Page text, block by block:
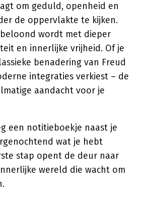
om geduld, openheid en
de oppervlakte te kijken.
wordt met dieper
en innerlijke vrijheid. Of je
benadering van Freud
integraties verkiest – de
aandacht voor je
een notitieboekje naast je
wat je hebt
stap opent de deur naar
wereld die wacht om